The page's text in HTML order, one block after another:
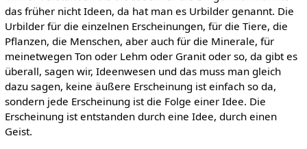
das früher nicht Ideen, da hat man es Urbilder genannt. Die
Urbilder für die einzelnen Erscheinungen, für die Tiere, die
Pflanzen, die Menschen, aber auch für die Minerale, für
meinetwegen Ton oder Lehm oder Granit oder so, da gibt es
überall, sagen wir, Ideenwesen und das muss man gleich
dazu sagen, keine äußere Erscheinung ist einfach so da,
sondern jede Erscheinung ist die Folge einer Idee. Die
Erscheinung ist entstanden durch eine Idee, durch einen
Geist.